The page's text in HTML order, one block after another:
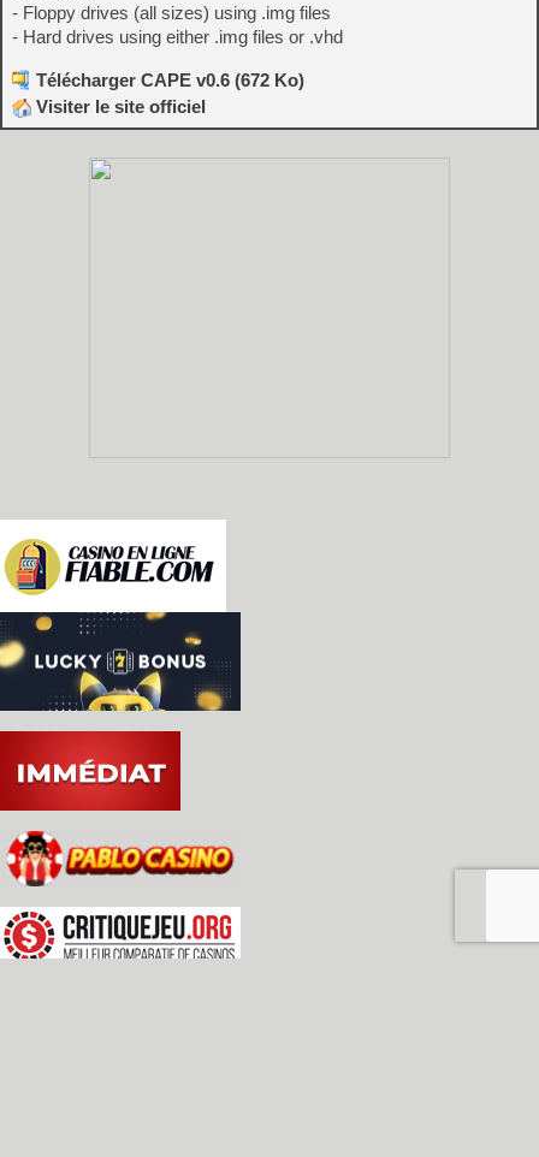
- Floppy drives (all sizes) using .img files
- Hard drives using either .img files or .vhd
Télécharger CAPE v0.6 (672 Ko)
Visiter le site officiel